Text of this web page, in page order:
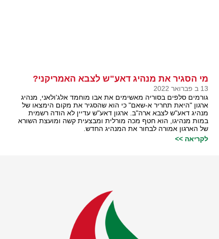
מי הסגיר את מנהיג דאע"ש לצבא האמריקני?
13 ב פברואר 2022
גורמים סלפים בסוריה מאשימים את אבו מוחמד אלג'ולאני, מנהיג
ארגון "היאת תחריר א-שאם" כי הוא שהסגיר את מקום הימצאו של
מנהיג דאע"ש לצבא ארה"ב. ארגון דאע"ש עדיין לא הודה רשמית
במות מנהיגו, הוא חטף מכה מורלית ומבצעית קשה ומועצת השורא
של הארגון אמורה לבחור את המנהיג החדש.
לקריאה >>